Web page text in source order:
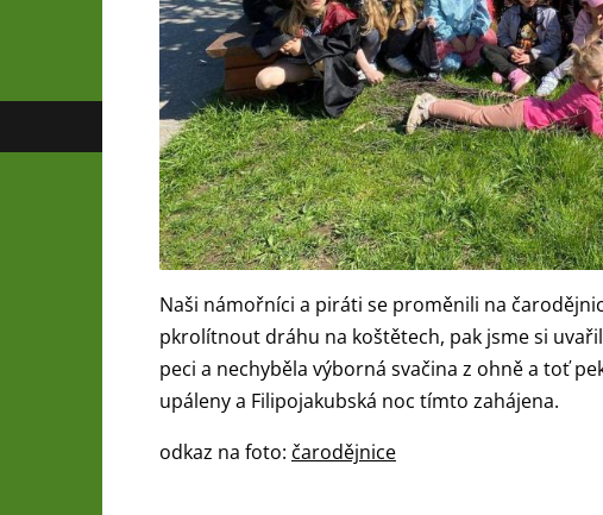
Naši námořníci a piráti se proměnili na
pkrolítnout dráhu na koštětech, pak jsme si
peci a nechyběla výborná svačina z ohně a toť
upáleny a Filipojakubská noc tímto zahájena.
odkaz na foto: čarodějnice